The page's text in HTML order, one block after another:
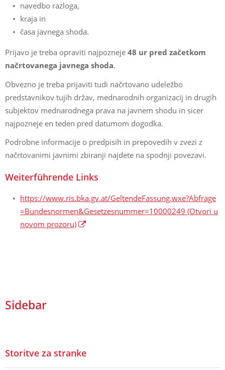
navedbo razloga,
kraja in
časa javnega shoda.
Prijavo je treba opraviti najpozneje 48 ur pred začetkom
načrtovanega javnega shoda.
Obvezno je treba prijaviti tudi načrtovano udeležbo
predstavnikov tujih držav, mednarodnih organizacij in drugih
subjektov mednarodnega prava na javnem shodu in sicer
najpozneje en teden pred datumom dogodka.
Podrobne informacije o predpisih in prepovedih v zvezi z
načrtovanimi javnimi zbiranji najdete na spodnji povezavi.
Weiterführende Links
https://www.ris.bka.gv.at/GeltendeFassung.wxe?Abfrage
=Bundesnormen&Gesetzesnummer=10000249 (Otvori u
novom prozoru)
Sidebar
Storitve za stranke